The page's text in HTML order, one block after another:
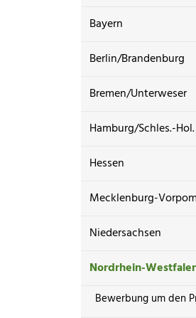
Bayern
Berlin/Brandenburg
Bremen/Unterweser
Hamburg/Schles.-Hol.
Hessen
Mecklenburg-
Niedersachsen
Nordrhein-
Bewerbung um den